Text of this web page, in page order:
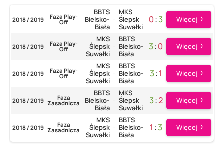
2018 / 2019 Faza Play-
Off
BBTS
Bielsko-
Biała
-
MKS
Ślepsk
Suwałki
0:3 Więcej
2018 / 2019 Faza Play-
Off
MKS
Ślepsk
Suwałki
-
BBTS
Bielsko-
Biała
3:0 Więcej
2018 / 2019 Faza Play-
Off
MKS
Ślepsk
Suwałki
-
BBTS
Bielsko-
Biała
3:1 Więcej
2018 / 2019 Faza
Zasadnicza
BBTS
Bielsko-
Biała
-
MKS
Ślepsk
Suwałki
3:2 Więcej
2018 / 2019 Faza
Zasadnicza
MKS
Ślepsk
Suwałki
-
BBTS
Bielsko-
Biała
1 :3 Więcej